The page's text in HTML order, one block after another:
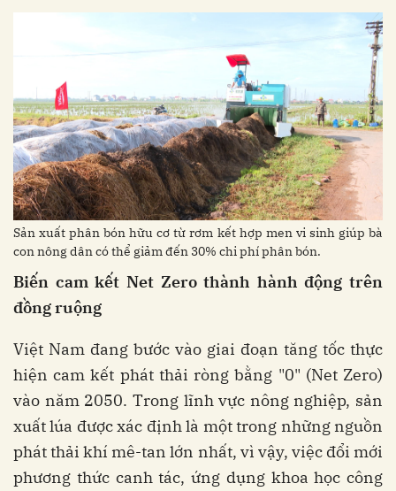
Sản xuất phân bón hữu cơ từ rơm kết hợp men vi sinh giúp bà
con nông dân có thể giảm đến 30% chi phí phân bón.
Biến camkết Net Zerothành hành động trên
đồngruộng
Việt Nam đang bước vào giai đoạn tăng tốc thực
hiện cam kết phát thải ròng bằng "0" (Net Zero)
vào năm 2050. Trong lĩnh vực nông nghiệp, sản
xuất lúa được xác định là một trong những nguồn
phát thải khí mê-tan lớn nhất, vì vậy, việc đổi mới
phương thức canh tác, ứng dụng khoa học công